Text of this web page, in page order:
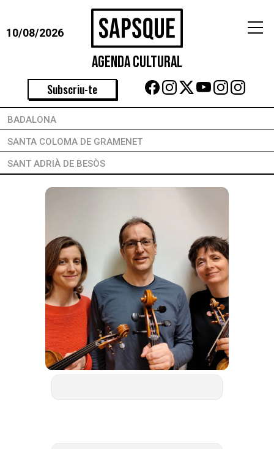
10/08/2026
Agenda Cultural
Subscriu-te
BADALONA
SANTA COLOMA DE GRAMENET
SANT ADRIÀ DE BESÒS